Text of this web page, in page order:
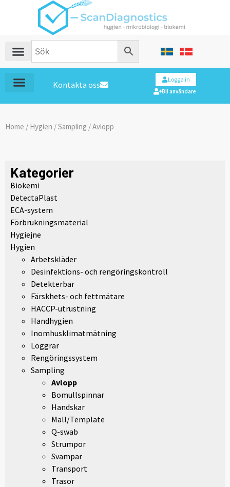
Kontakta oss
Logga in
Bli användare
Home / Hygien /Sampling / Avlopp
Kategorier
Biokemi
DetectaPlast
ECA-system
Förbrukningsmaterial
Hygiejne
Hygien
Arbetskläder
Desinfektions- och rengöringskontroll
Detekterbar
Färskhets- och fettmätare
HACCP-utrustning
Handhygien
Inomhusklimatmätning
Loggrar
Rengöringssystem
Sampling
Avlopp
Bomullspinnar
Handskar
Mall/Template
Q-swab
Strumpor
Svampar
Transport
Trasor